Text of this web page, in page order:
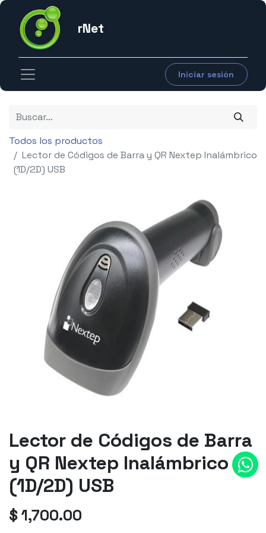
rNet
Iniciar sesión
Todos los productos
Lector de Códigos de Barra y QR Nextep Inalámbrico
(1D/2D) USB
Lector de Códigos de Barra
y QR Nextep Inalámbrico
(1D/2D) USB
$1,700.00